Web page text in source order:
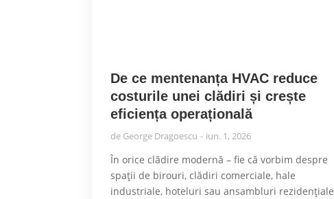
De ce mentenanța HVAC reduce
costurile unei clădiri și crește
eficiența operațională
de George Dragoescu iun. 1, 2026
În orice clădire modernă – fie că vorbim despre
spații de birouri, clădiri comerciale, hale
industriale, hoteluri sau ansambluri rezidențiale